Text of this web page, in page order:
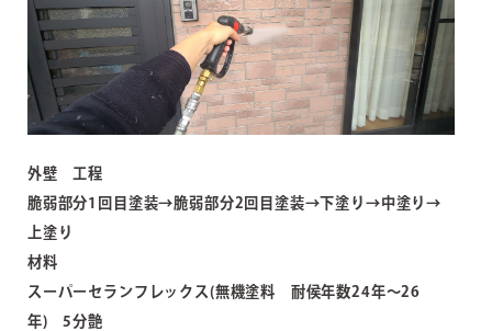
外壁 工程
脆弱部分1回目塗装→脆弱部分2回目塗装→下塗り→中塗り→
上塗り
材料
スーパーセランフレックス(無機塗料 耐侯年数24年～26
年) 5分艶